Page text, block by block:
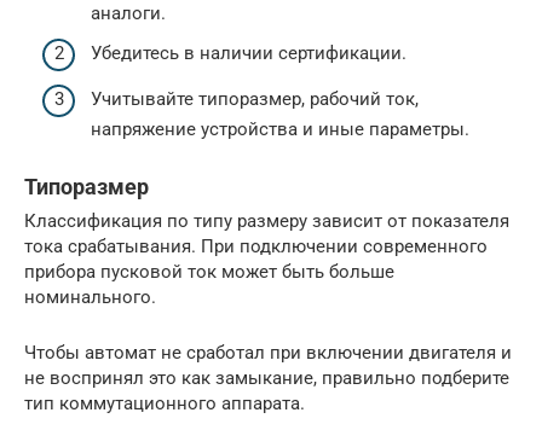
аналоги.
Убедитесь в наличии сертификации.
Учитывайте типоразмер, рабочий ток,
напряжение устройства и иные параметры.
Типоразмер
Классификация по типу размеру зависит от показателя
тока срабатывания. При подключении современного
прибора пусковой ток может быть больше
номинального.
Чтобы автомат не сработал при включении двигателя и
не воспринял это как замыкание, правильно подберите
тип коммутационного аппарата.